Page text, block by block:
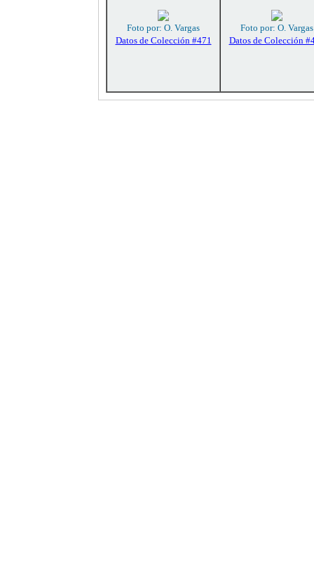
Foto por: O. Vargas
Datos de Colección #471
Foto por: O. Vargas
Datos de Colección